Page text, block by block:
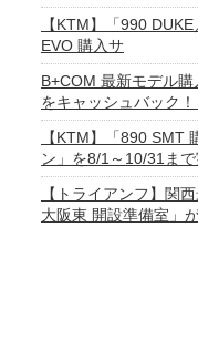
【KTM】「990
EVO 購入サ
B+COM 最新モデル
をキャッシュバック
【KTM】「890 SMT
ン」を8/1～10/31ま
【トライアンフ】関
大阪東 開設準備室」